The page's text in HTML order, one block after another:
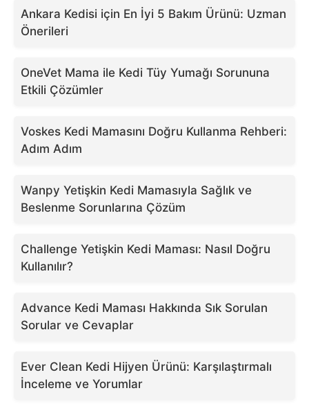
Ankara Kedisi için En İyi 5 Bakım Ürünü: Uzman
Önerileri
OneVet Mama ile Kedi Tüy Yumağı Sorununa
Etkili Çözümler
Voskes Kedi Mamasını Doğru Kullanma Rehberi:
Adım Adım
Wanpy Yetişkin Kedi Mamasıyla Sağlık ve
Beslenme Sorunlarına Çözüm
Challenge Yetişkin Kedi Maması: Nasıl Doğru
Kullanılır?
Advance Kedi Maması Hakkında Sık Sorulan
Sorular ve Cevaplar
Ever Clean Kedi Hijyen Ürünü: Karşılaştırmalı
İnceleme ve Yorumlar